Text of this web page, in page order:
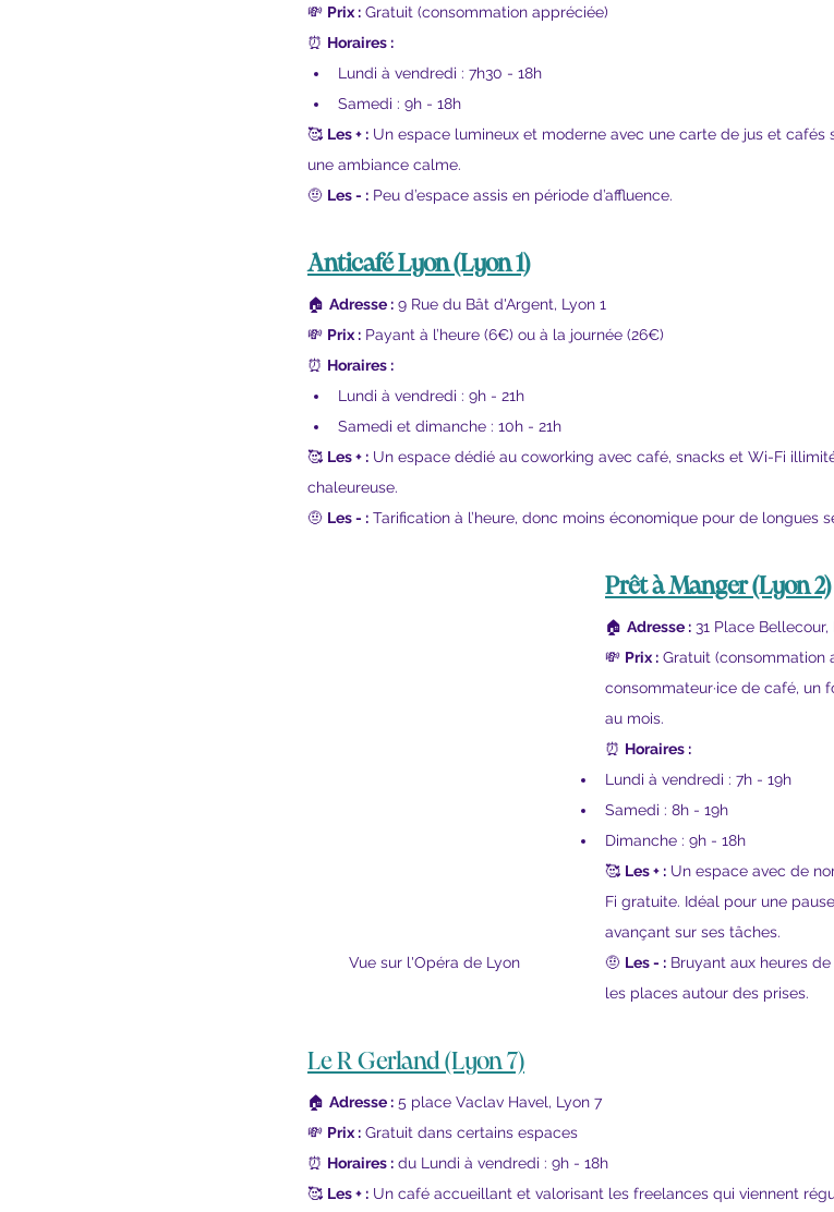
💸 Prix : Gratuit (consommation appréciée)
⏰ Horaires :
Lundi à vendredi : 7h30 - 18h
Samedi : 9h - 18h
🥰 Les + : Un espace lumineux et moderne avec une carte de jus et cafés
une ambiance calme.
🤨 Les - : Peu d’espace assis en période d’affluence.
Anticafé Lyon (Lyon 1)
🏠 Adresse : 9 Rue du Bât d'Argent, Lyon 1
💸 Prix : Payant à l’heure (6€) ou à la journée (26€)
⏰ Horaires :
Lundi à vendredi : 9h - 21h
Samedi et dimanche : 10h - 21h
🥰 Les + : Un espace dédié au coworking avec café, snacks et Wi-Fi
chaleureuse.
🤨 Les - : Tarification à l’heure, donc moins économique pour de longues
Vue sur l'Opéra de Lyon
Prêt à Manger (Lyon 2)
🏠 Adresse : 31 Place Bellecour,
💸 Prix : Gratuit (consommation
consommateur·ice de café, un
au mois.
⏰ Horaires :
Lundi à vendredi : 7h - 19h
Samedi : 8h - 19h
Dimanche : 9h - 18h
🥰 Les + : Un espace avec de
Fi gratuite. Idéal pour une
avançant sur ses tâches.
🤨 Les - : Bruyant aux heures
les places autour des prises.
Le R Gerland (Lyon 7)
🏠 Adresse : 5 place Vaclav Havel, Lyon 7
💸 Prix : Gratuit dans certains espaces
⏰ Horaires : du Lundi à vendredi : 9h - 18h
🥰 Les + : Un café accueillant et valorisant les freelances qui viennent